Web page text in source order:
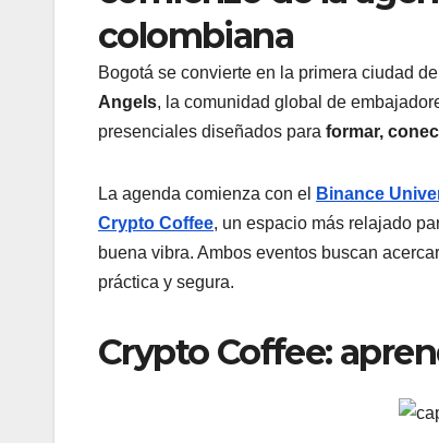
colombiana
Bogotá se convierte en la primera ciudad
Angels, la comunidad global de
presenciales diseñados para formar,
La agenda comienza con el Binance
Crypto Coffee, un espacio más relajado
buena vibra. Ambos eventos buscan
práctica y segura.
Crypto Coffee: